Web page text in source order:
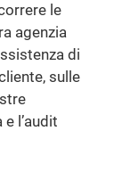
le
agenzia
di
sulle
l’audit